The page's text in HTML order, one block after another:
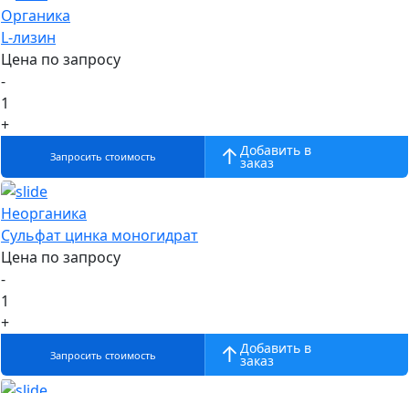
Органика
L-лизин
Цена по запросу
-
1
+
Запросить стоимость Добавить в
заказ
Неорганика
Сульфат цинка моногидрат
Цена по запросу
-
1
+
Запросить стоимость Добавить в
заказ